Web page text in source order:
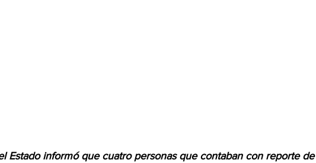
Estado informó que cuatro personas que contaban con reporte de